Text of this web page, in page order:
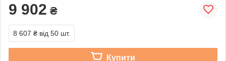
9 902 ₴
8 607 ₴ від 50 шт.
Купити